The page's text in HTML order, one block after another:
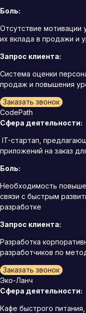
Боль:
Отсутствие мотивации
их вклада в продажи и
Запрос клиента:
Система оценки
продаж и повышения
Заказать звонок
CodePath
Сфера деятельности:
IT-стартап,
приложений на заказ
Боль:
Необходимость
связи с быстрым
разработке
Запрос клиента:
Разработка
разработчиков по
Заказать звонок
Эко-Ланч
Сфера деятельности:
Кафе быстрого